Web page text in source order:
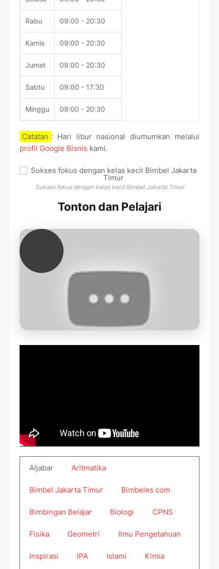
Rabu 09:00 - 20:30
Kamis 09:00 - 20:30
Jumat 09:00 - 20:30
Sabtu 09:00 - 17:30
Minggu 09:00 - 20:30
Catatan : Hari libur nasional diumumkan melalui
profil Google Bisnis kami.
Sukses fokus dengan kelas kecil Bimbel Jakarta Timur
Tonton dan Pelajari
Aljabar Aritmatika
Bimbel Jakarta Timur Bimbeles com
Bimbingan Belajar Biologi CPNS
Fisika Geometri Ilmu Pengetahuan
Inspirasi IPA Islami Kimia